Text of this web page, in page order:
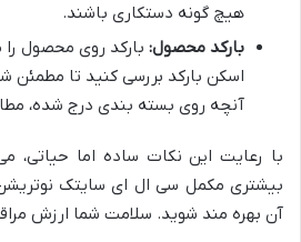
هیچ گونه دستکاری باشند.
بارکد محصول: بارکد روی محصول را
اسکن بارکد بررسی کنید تا مطمئن
آنچه روی بسته بندی درج شده،
با رعایت این نکات ساده اما حیاتی،
بیشتری مکمل سی ال ای سایتک نوتریشن
آن بهره مند شوید. سلامت شما ارزش